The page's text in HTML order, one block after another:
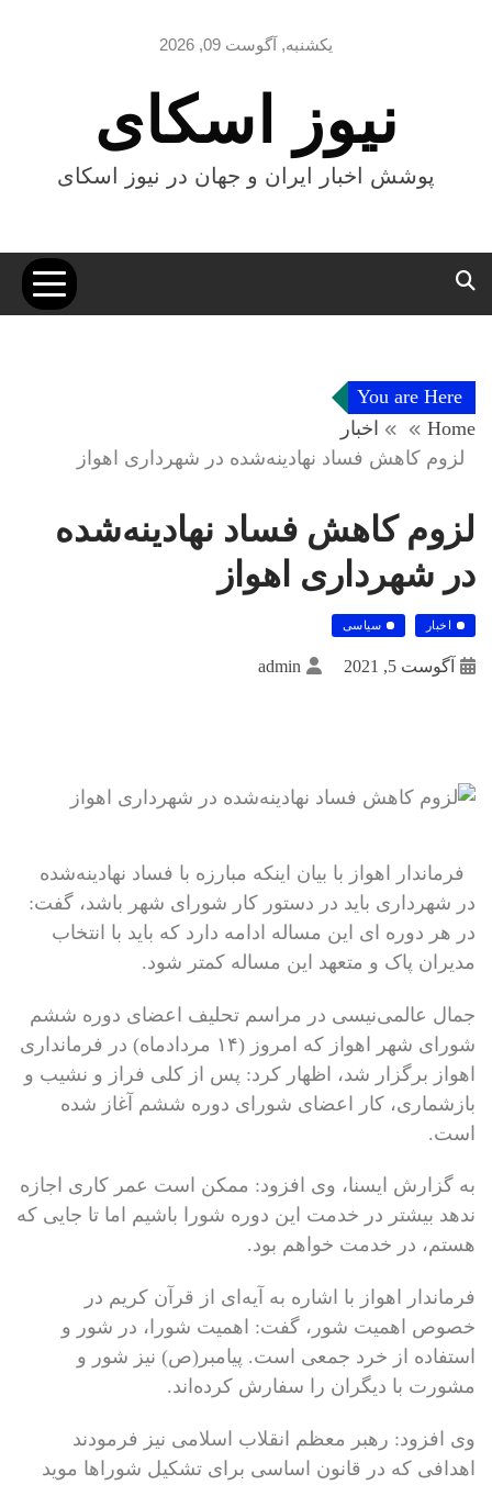
یکشنبه, آگوست 09, 2026
نیوز اسکای
پوشش اخبار ایران و جهان در نیوز اسکای
You are Here
Home
اخبار
لزوم کاهش فساد نهادینه‌شده در شهرداری اهواز
لزوم کاهش فساد نهادینه‌شده
در شهرداری اهواز
اخبار سیاسی
آگوست 5, 2021 admin
فرماندار اهواز با بیان اینکه مبارزه با فساد نهادینه‌شده
در شهرداری باید در دستور کار شورای شهر باشد، گفت:
در هر دوره ای این مساله ادامه دارد که باید با انتخاب
مدیران پاک و متعهد این مساله کمتر شود.
جمال عالمی‌نیسی در مراسم تحلیف اعضای دوره ششم
شورای شهر اهواز که امروز (۱۴ مردادماه) در فرمانداری
اهواز برگزار شد، اظهار کرد: پس از کلی فراز و نشیب و
بازشماری، کار اعضای شورای دوره ششم آغاز شده
است.
به گزارش ایسنا، وی افزود: ممکن است عمر کاری اجازه
ندهد بیشتر در خدمت این دوره شورا باشیم اما تا جایی که
هستم، در خدمت خواهم بود.
فرماندار اهواز با اشاره به آیه‌ای از قرآن کریم در
خصوص اهمیت شور، گفت: اهمیت شورا، در شور و
استفاده از خرد جمعی است. پیامبر(ص) نیز شور و
مشورت با دیگران را سفارش کرده‌اند.
وی افزود: رهبر معظم انقلاب اسلامی نیز فرمودند
اهدافی که در قانون اساسی برای تشکیل شوراها موید